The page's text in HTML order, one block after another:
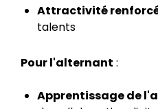
Attractivité
talents
Pour l'alternant :
Apprentissage de